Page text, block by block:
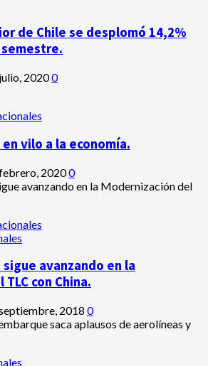
de Chile se desplomó 14,2%
20200
vilo a la economía.
20200
avanzando en la
con China.
2018 0